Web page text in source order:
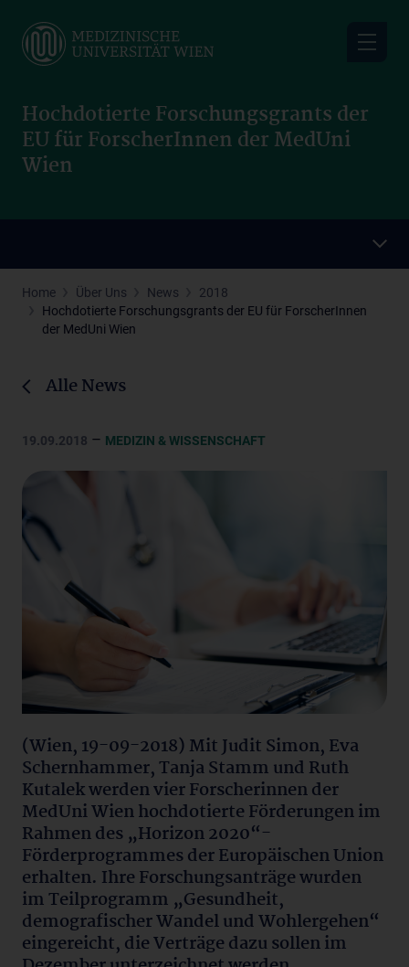
main
Hochdotierte Forschungsgrants der
EU für ForscherInnen der MedUni
Wien
Home Über Uns News
2018
Hochdotierte Forschungsgrants der EU für ForscherInnen
der MedUni Wien
Alle News
19.09.2018 – MEDIZIN & WISSENSCHAFT
(Wien, 19-09-2018) Mit Judit Simon, Eva
Schernhammer, Tanja Stamm und Ruth
Kutalek werden vier Forscherinnen der
MedUni Wien hochdotierte Förderungen im
Rahmen des „Horizon 2020“-
Förderprogrammes der Europäischen Union
erhalten. Ihre Forschungsanträge wurden
im Teilprogramm „Gesundheit,
demografischer Wandel und Wohlergehen“
eingereicht, die Verträge dazu sollen im